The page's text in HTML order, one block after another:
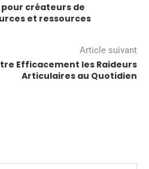
pour créateurs de
et ressources
Article suivant
Efficacement les Raideurs
Articulaires au Quotidien